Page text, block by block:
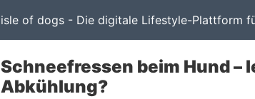
isle of dogs - Die digitale Lifestyle-Plattform
Schneefressen beim Hund –
Abkühlung?